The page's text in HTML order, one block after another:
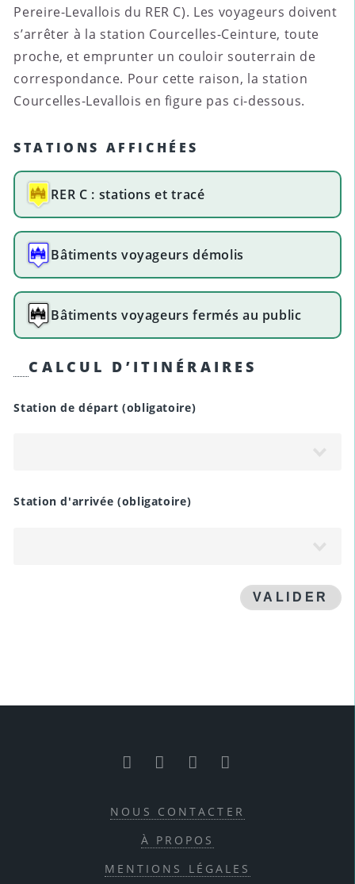
Pereire-Levallois du RER C). Les voyageurs doivent
s’arrêter à la station Courcelles-Ceinture, toute
proche, et emprunter un couloir souterrain de
correspondance. Pour cette raison, la station
Courcelles-Levallois en figure pas ci-dessous.
STATIONS AFFICHÉES
RER C : stations et tracé
Bâtiments voyageurs démolis
Bâtiments voyageurs fermés au public
CALCUL D’ITINÉRAIRES
Station de départ (obligatoire)
Station d'arrivée (obligatoire)
VALIDER
NOUS CONTACTER
À PROPOS
MENTIONS LÉGALES